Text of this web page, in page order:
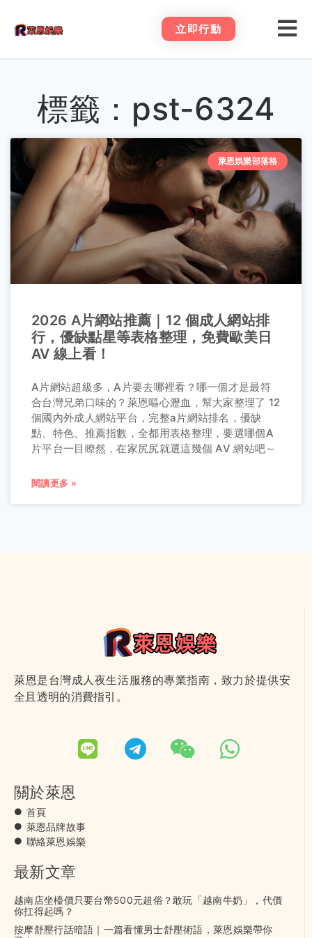
立即行動
標籤：pst-6324
萊恩娛樂部落格
2026 A片網站推薦｜12 個成人網站排
行，優缺點星等表格整理，免費歐美日
AV 線上看！
A片網站超級多，A片要去哪裡看？哪一個才是最符
合台灣兄弟口味的？萊恩嘔心瀝血，幫大家整理了 12
個國內外成人網站平台，完整a片網站排名，優缺
點、特色、推薦指數，全都用表格整理，要選哪個A
片平台一目瞭然，在家尻尻就選這幾個 AV 網站吧～
閱讀更多 »
萊恩是台灣成人夜生活服務的專業指南，致力於提供安
全且透明的消費指引。
關於萊恩
首頁
萊恩品牌故事
聯絡萊恩娛樂
最新文章
越南店坐檯價只要台幣500元超俗？敢玩「越南牛奶」，代價
你扛得起嗎？
按摩舒壓行話暗語｜一篇看懂男士舒壓術語，萊恩娛樂帶你